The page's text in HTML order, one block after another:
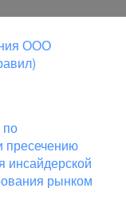
ООО
по
инсайдерской
рынком